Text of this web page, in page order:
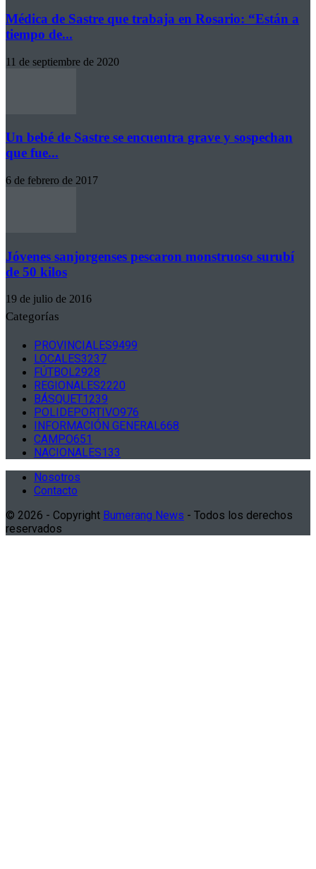
Médica de Sastre que trabaja en Rosario: “Están a
tiempo de...
11 de septiembre de 2020
Un bebé de Sastre se encuentra grave y sospechan
que fue...
6 de febrero de 2017
Jóvenes sanjorgenses pescaron monstruoso surubí
de 50 kilos
19 de julio de 2016
Categorías
PROVINCIALES9499
LOCALES3237
FÚTBOL2928
REGIONALES2220
BÁSQUET1239
POLIDEPORTIVO976
INFORMACIÓN GENERAL668
CAMPO651
NACIONALES133
Nosotros
Contacto
© 2026 - Copyright Bumerang News - Todos los derechos
reservados